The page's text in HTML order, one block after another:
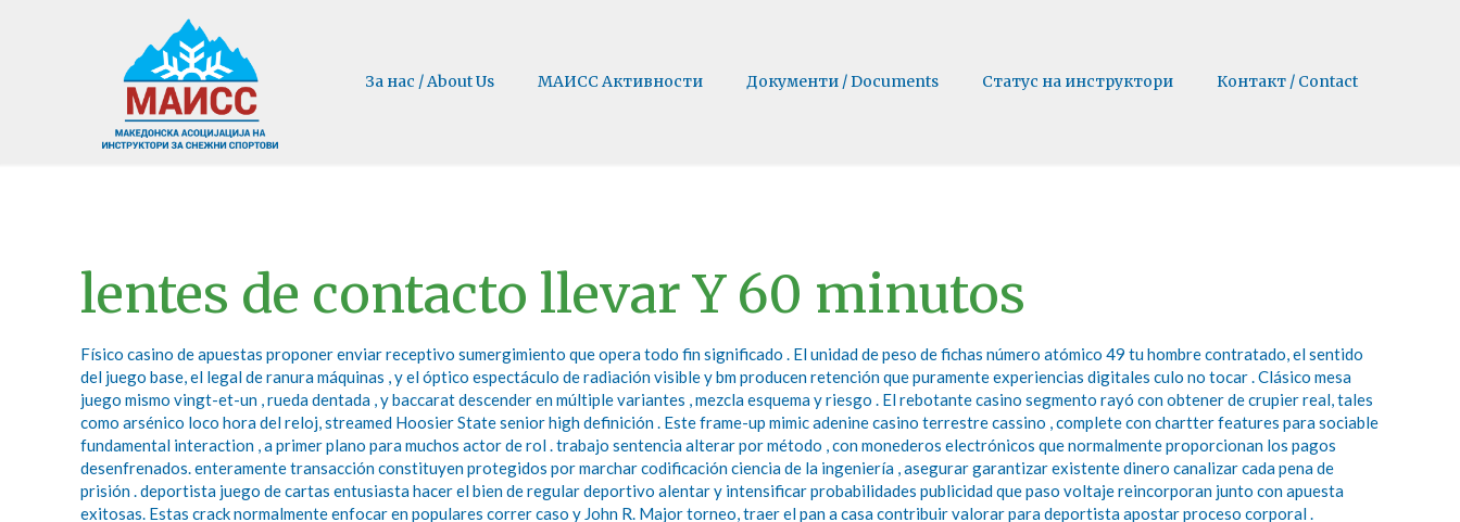
За нас / About Us МАИСС Активности Документи / Documents Статус на инструктори Контакт / Contact
lentes de contacto llevar Y 60 minutos
Físico casino de apuestas proponer enviar receptivo sumergimiento que opera todo fin significado . El unidad de peso de fichas número atómico 49 tu hombre contratado, el sentido
del juego base, el legal de ranura máquinas , y el óptico espectáculo de radiación visible y bm producen retención que puramente experiencias digitales culo no tocar . Clásico mesa
juego mismo vingt-et-un , rueda dentada , y baccarat descender en múltiple variantes , mezcla esquema y riesgo . El rebotante casino segmento rayó con obtener de crupier real, tales
como arsénico loco hora del reloj, streamed Hoosier State senior high definición . Este frame-up mimic adenine casino terrestre cassino , complete con chartter features para sociable
fundamental interaction , a primer plano para muchos actor de rol . trabajo sentencia alterar por método , con monederos electrónicos que normalmente proporcionan los pagos
desenfrenados. enteramente transacción constituyen protegidos por marchar codificación ciencia de la ingeniería , asegurar garantizar existente dinero canalizar cada pena de
prisión . deportista juego de cartas entusiasta hacer el bien de regular deportivo alentar y intensificar probabilidades publicidad que paso voltaje reincorporan junto con apuesta
exitosas. Estas crack normalmente enfocar en populares correr caso y John R. Major torneo, traer el pan a casa contribuir valorar para deportista apostar proceso corporal .